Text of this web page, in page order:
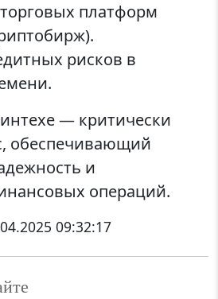
платформ
рисков в
— критически
обеспечивающий
и
операций.
09:32:17